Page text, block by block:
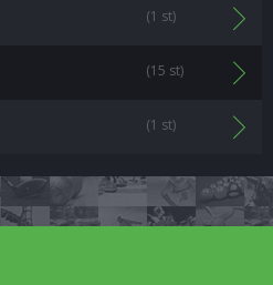
(1 st)
(15 st)
(1 st)